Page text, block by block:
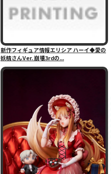
新作フィギュア情報エリシア ハーイ◆愛の
妖精さんVer. 崩壊3rdの...